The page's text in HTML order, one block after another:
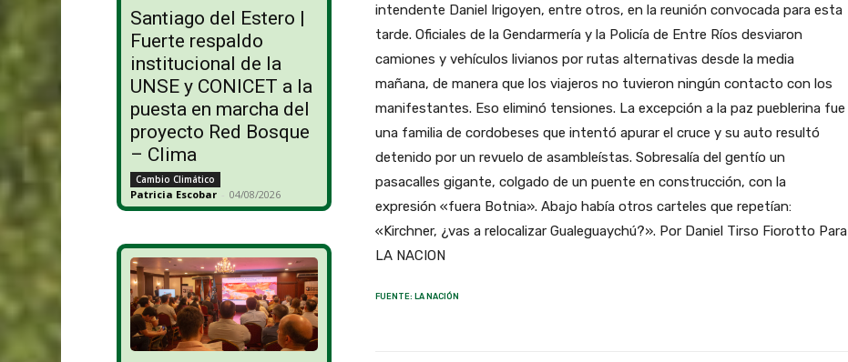
Santiago del Estero |
Fuerte respaldo
institucional de la
UNSE y CONICET a la
puesta en marcha del
proyecto Red Bosque
– Clima
Cambio Climático
Patricia Escobar - 04/08/2026
intendente Daniel Irigoyen, entre otros, en la reunión convocada para esta
tarde. Oficiales de la Gendarmería y la Policía de Entre Ríos desviaron
camiones y vehículos livianos por rutas alternativas desde la media
mañana, de manera que los viajeros no tuvieron ningún contacto con los
manifestantes. Eso eliminó tensiones. La excepción a la paz pueblerina fue
una familia de cordobeses que intentó apurar el cruce y su auto resultó
detenido por un revuelo de asambleístas. Sobresalía del gentío un
pasacalles gigante, colgado de un puente en construcción, con la
expresión «fuera Botnia». Abajo había otros carteles que repetían:
«Kirchner, ¿vas a relocalizar Gualeguaychú?». Por Daniel Tirso Fiorotto Para
LA NACION
FUENTE: LA NACIÓN